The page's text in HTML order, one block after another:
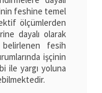
feshine temel
ölçümlerden
dayalı olarak
fesih
işçinin
ile yargı yoluna